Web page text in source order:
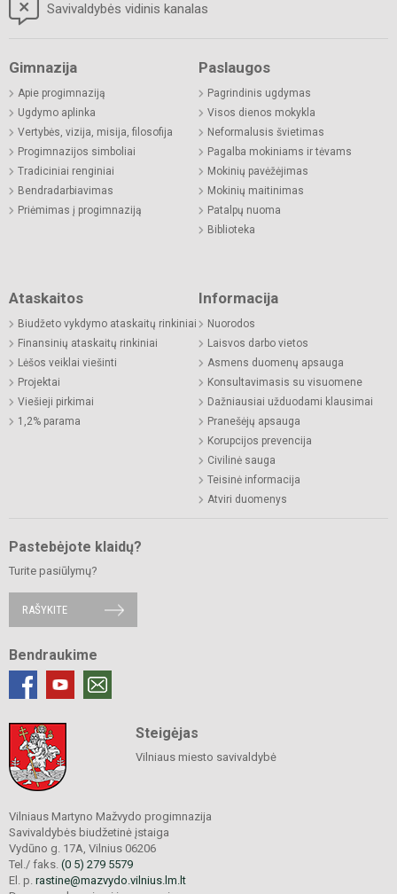
Savivaldybės vidinis kanalas
Gimnazija
Apie progimnaziją
Ugdymo aplinka
Vertybės, vizija, misija, filosofija
Progimnazijos simboliai
Tradiciniai renginiai
Bendradarbiavimas
Priėmimas į progimnaziją
Paslaugos
Pagrindinis ugdymas
Visos dienos mokykla
Neformalusis švietimas
Pagalba mokiniams ir tėvams
Mokinių pavėžėjimas
Mokinių maitinimas
Patalpų nuoma
Biblioteka
Ataskaitos
Biudžeto vykdymo ataskaitų rinkiniai
Finansinių ataskaitų rinkiniai
Lėšos veiklai viešinti
Projektai
Viešieji pirkimai
1,2% parama
Informacija
Nuorodos
Laisvos darbo vietos
Asmens duomenų apsauga
Konsultavimasis su visuomene
Dažniausiai užduodami klausimai
Pranešėjų apsauga
Korupcijos prevencija
Civilinė sauga
Teisinė informacija
Atviri duomenys
Pastebėjote klaidų?
Turite pasiūlymų?
RAŠYKITE
Bendraukime
Steigėjas
Vilniaus miesto savivaldybė
Vilniaus Martyno Mažvydo progimnazija
Savivaldybės biudžetinė įstaiga
Vydūno g. 17A, Vilnius 06206
Tel./ faks. (0 5) 279 5579
El. p. rastine@mazvydo.vilnius.lm.lt